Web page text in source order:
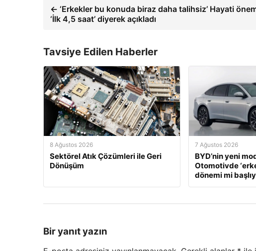
← ‘Erkekler bu konuda biraz daha talihsiz’ Hayati
‘İlk 4,5 saat’ diyerek açıkladı
Tavsiye Edilen Haberler
8 Ağustos 2026
Sektörel Atık Çözümleri ile Geri
Dönüşüm
7 Ağustos 2026
BYD’nin yeni
Otomotivde
dönemi mi
Bir yanıt yazın